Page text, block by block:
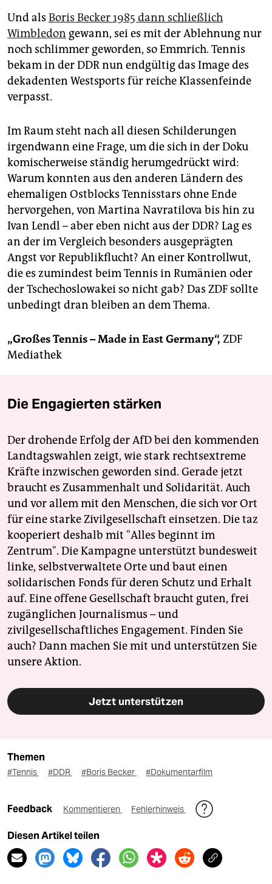
Und als Boris Becker 1985 dann schließlich
Wimbledon gewann, sei es mit der Ablehnung nur
noch schlimmer geworden, so Emmrich. Tennis
bekam in der DDR nun endgültig das Image des
dekadenten Westsports für reiche Klassenfeinde
verpasst.
Im Raum steht nach all diesen Schilderungen
irgendwann eine Frage, um die sich in der Doku
komischerweise ständig herumgedrückt wird:
Warum konnten aus den anderen Ländern des
ehemaligen Ostblocks Tennisstars ohne Ende
hervorgehen, von Martina Navratilova bis hin zu
Ivan Lendl – aber eben nicht aus der DDR? Lag es
an der im Vergleich besonders ausgeprägten
Angst vor Republikflucht? An einer Kontrollwut,
die es zumindest beim Tennis in Rumänien oder
der Tschechoslowakei so nicht gab? Das ZDF sollte
unbedingt dran bleiben an dem Thema.
„Großes Tennis – Made in East Germany“, ZDF
Mediathek
Die Engagierten stärken
Der drohende Erfolg der AfD bei den kommenden
Landtagswahlen zeigt, wie stark rechtsextreme
Kräfte inzwischen geworden sind. Gerade jetzt
braucht es Zusammenhalt und Solidarität. Auch
und vor allem mit den Menschen, die sich vor Ort
für eine starke Zivilgesellschaft einsetzen. Die taz
kooperiert deshalb mit "Alles beginnt im
Zentrum". Die Kampagne unterstützt bundesweit
linke, selbstverwaltete Orte und baut einen
solidarischen Fonds für deren Schutz und Erhalt
auf. Eine offene Gesellschaft braucht guten, frei
zugänglichen Journalismus – und
zivilgesellschaftliches Engagement. Finden Sie
auch? Dann machen Sie mit und unterstützen Sie
unsere Aktion.
Jetzt unterstützen
Themen
#Tennis #DDR #Boris Becker #Dokumentarfilm
Feedback Kommentieren Fehlerhinweis
Diesen Artikel teilen